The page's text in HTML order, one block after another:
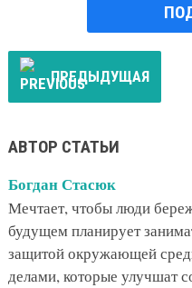
ПРЕДЫДУЩАЯ
АВТОР СТАТЬИ
Богдан Стасюк
Мечтает, чтобы люди
будущем планирует
защитой окружающей
делами, которые улучшат